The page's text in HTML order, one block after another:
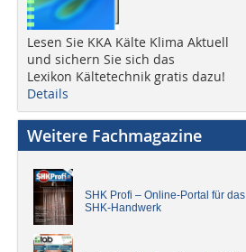
Lesen Sie KKA Kälte Klima Aktuell
und sichern Sie sich das
Lexikon Kältetechnik gratis dazu!
Details
Weitere Fachmagazine
SHK Profi – Online-Portal für das
SHK-Handwerk